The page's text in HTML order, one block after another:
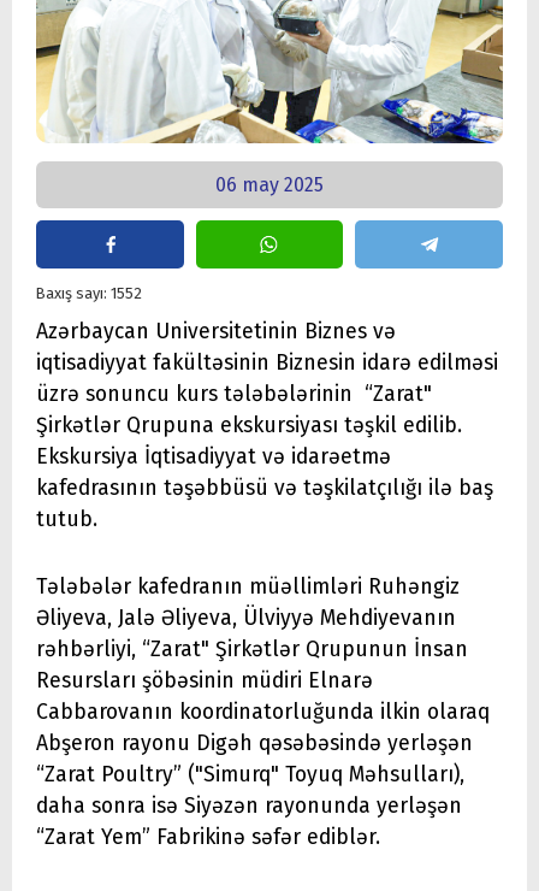
06 may 2025
Baxış sayı: 1552
Azərbaycan Universitetinin Biznes və
iqtisadiyyat fakültəsinin Biznesin idarə edilməsi
üzrə sonuncu kurs tələbələrinin “Zarat"
Şirkətlər Qrupuna ekskursiyası təşkil edilib.
Ekskursiya İqtisadiyyat və idarəetmə
kafedrasının təşəbbüsü və təşkilatçılığı ilə baş
tutub.
Tələbələr kafedranın müəllimləri Ruhəngiz
Əliyeva, Jalə Əliyeva, Ülviyyə Mehdiyevanın
rəhbərliyi, “Zarat" Şirkətlər Qrupunun İnsan
Resursları şöbəsinin müdiri Elnarə
Cabbarovanın koordinatorluğunda ilkin olaraq
Abşeron rayonu Digəh qəsəbəsində yerləşən
“Zarat Poultry” ("Simurq" Toyuq Məhsulları),
daha sonra isə Siyəzən rayonunda yerləşən
“Zarat Yem” Fabrikinə səfər ediblər.